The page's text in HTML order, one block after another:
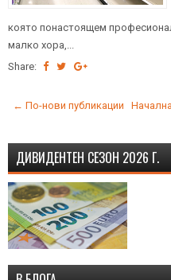
която понастоящем
малко хора,...
Share:
← По-нови публикации
ДИВИДЕНТЕН СЕЗОН 2026 Г.